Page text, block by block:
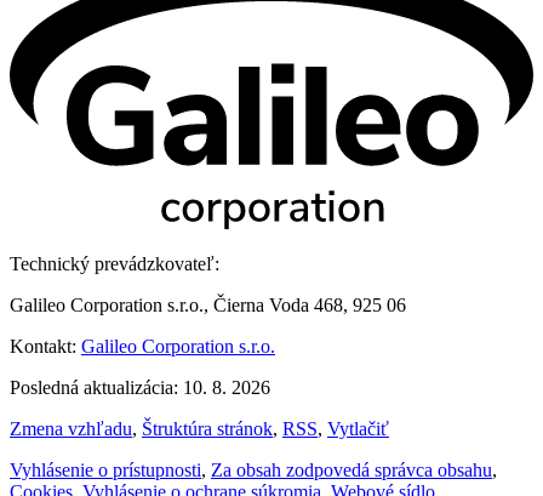
Technický prevádzkovateľ:
Galileo Corporation s.r.o., Čierna Voda 468, 925 06
Kontakt: Galileo Corporation s.r.o.
Posledná aktualizácia: 10. 8. 2026
Zmena vzhľadu, Štruktúra stránok, RSS, Vytlačiť
Vyhlásenie o prístupnosti, Za obsah zodpovedá správca obsahu,
Cookies Vyhlásenie o ochrane súkromia Webové sídlo